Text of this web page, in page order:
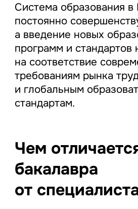
Система образования в
постоянно
а введение новых
программ и стандартов
на соответствие
требованиям рынка
и глобальным
стандартам.
Чем
бакалавра
от